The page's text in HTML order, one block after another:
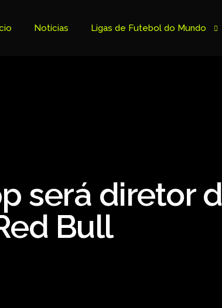
Notícias Ligas de Futebol do Mundo
Copa Libertadores
Ligue 1
será diretor
Bull